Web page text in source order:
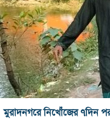
মুরাদনগরে নিখোঁজের ৭দিন